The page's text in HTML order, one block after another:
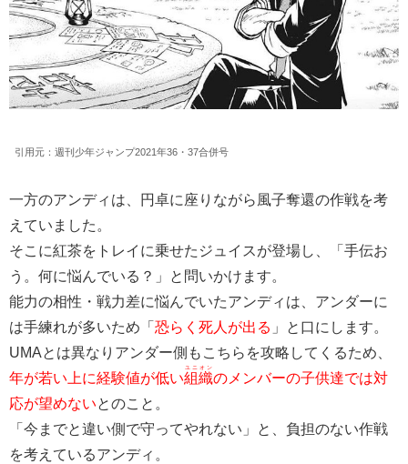
引用元：週刊少年ジャンプ2021年36・37合併号
一方のアンディは、円卓に座りながら風子奪還の作戦を考
えていました。
そこに紅茶をトレイに乗せたジュイスが登場し、「手伝お
う。何に悩んでいる？」と問いかけます。
能力の相性・戦力差に悩んでいたアンディは、アンダーに
は手練れが多いため「 恐らく死人が出る 」と口にします。
UMAとは異なりアンダー側もこちらを攻略してくるため、
年が若い上に経験値が低い組織
ユニオン
のメンバーの子供達では対
応が望めないとのこと。
「今までと違い側で守ってやれない」と、負担のない作戦
を考えているアンディ。